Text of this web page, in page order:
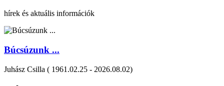
hírek és aktuális információk
Búcsúzunk ...
Juhász Csilla ( 1961.02.25 - 2026.08.02)